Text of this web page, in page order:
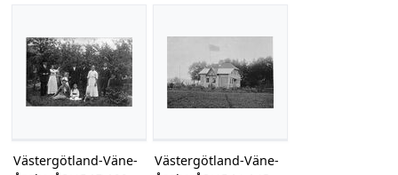
Västergötland-Väne-
Västergötland-Väne-